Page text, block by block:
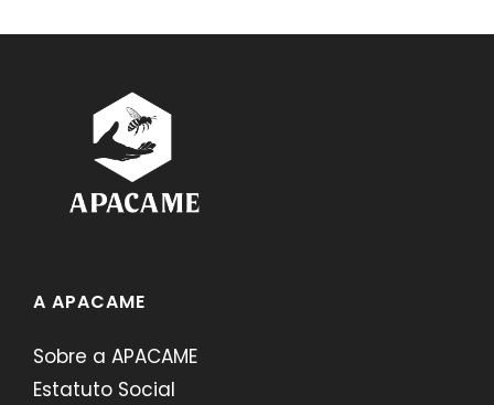
A APACAME
Sobre a APACAME
Estatuto Social